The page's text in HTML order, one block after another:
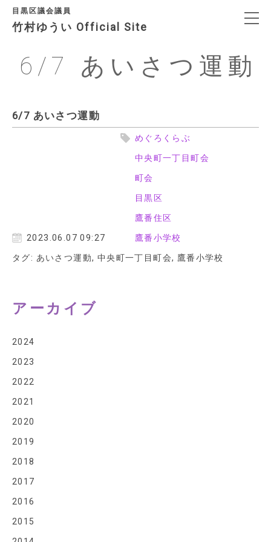
目黒区議会議員
竹村ゆうい Official Site
決意表明
プロフィール
政治信条・政策
アクセス
問い合わせ
6/7 あいさつ運動
6/7 あいさつ運動
2023.06.07 09:27
めぐろくらぶ
中央町一丁目町会
町会
目黒区
鷹番住区
鷹番小学校
タグ: あいさつ運動, 中央町一丁目町会, 鷹番小学校
アーカイブ
2024
2023
2022
2021
2020
2019
2018
2017
2016
2015